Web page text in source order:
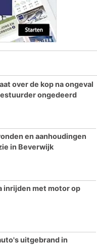
over de kop na ongeval
ongedeerd
en aanhoudingen
in Beverwijk
inrijden met motor op
uitgebrand in